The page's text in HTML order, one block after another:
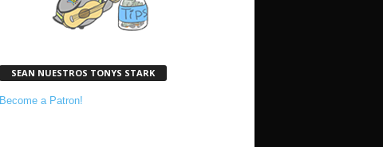
SEAN NUESTROS TONYS STARK
Become a Patron!